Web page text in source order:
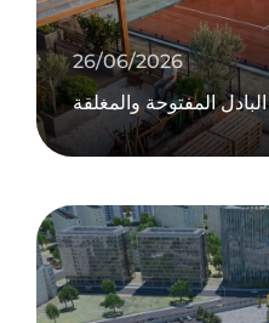
26/06/2026
المفتوحة والمغلقة